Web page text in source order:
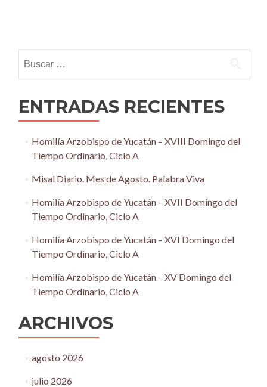
navigation
ENTRADAS RECIENTES
Homilía Arzobispo de Yucatán – XVIII Domingo del
Tiempo Ordinario, Ciclo A
Misal Diario. Mes de Agosto. Palabra Viva
Homilía Arzobispo de Yucatán – XVII Domingo del
Tiempo Ordinario, Ciclo A
Homilía Arzobispo de Yucatán – XVI Domingo del
Tiempo Ordinario, Ciclo A
Homilía Arzobispo de Yucatán – XV Domingo del
Tiempo Ordinario, Ciclo A
ARCHIVOS
agosto 2026
julio 2026